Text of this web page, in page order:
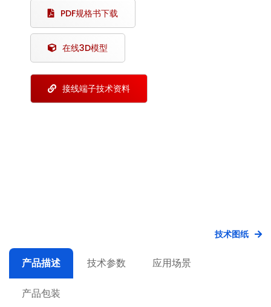
PDF规格书下载
在线3D模型
接线端子技术资料
产品描述 技术参数 应用场景
产品包装
技术图纸